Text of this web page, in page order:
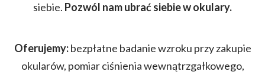
siebie. Pozwól nam ubrać siebie w okulary.
Oferujemy:bezpłatne badanie wzroku przy zakupie
okularów, pomiar ciśnienia wewnątrzgałkowego,